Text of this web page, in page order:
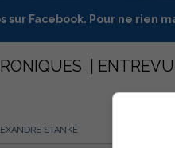
sur Facebook. Pour ne rien
STANKÉ